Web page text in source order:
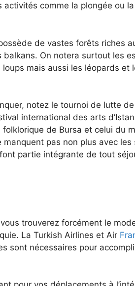
activités comme la plongée ou
de vastes forêts riches
On notera surtout les
mais aussi les léopards et
notez le tournoi de lutte
international des arts
de Bursa et celui du
pas non plus avec les
partie intégrante de tout
trouverez forcément le
La Turkish Airlines et Air
sont nécessaires pour